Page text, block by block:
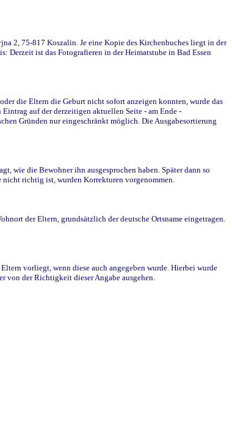
2, 75-817 Koszalin. Je eine Kopie des Kirchenbuches liegt in der
Derzeit ist das Fotografieren in der Heimatstube in Bad Essen
die Eltern die Geburt nicht sofort anzeigen konnten, wurde das
auf der derzeitigen aktuellen Seite - am Ende -
Gründen nur eingeschränkt möglich. Die Ausgabesortierung
wie die Bewohner ihn ausgesprochen haben. Später dann so
richtig ist, wurden Korrekturen vorgenommen.
der Eltern, grundsätzlich der deutsche Ortsname eingetragen.
vorliegt, wenn diese auch angegeben wurde. Hierbei wurde
von der Richtigkeit dieser Angabe ausgehen.